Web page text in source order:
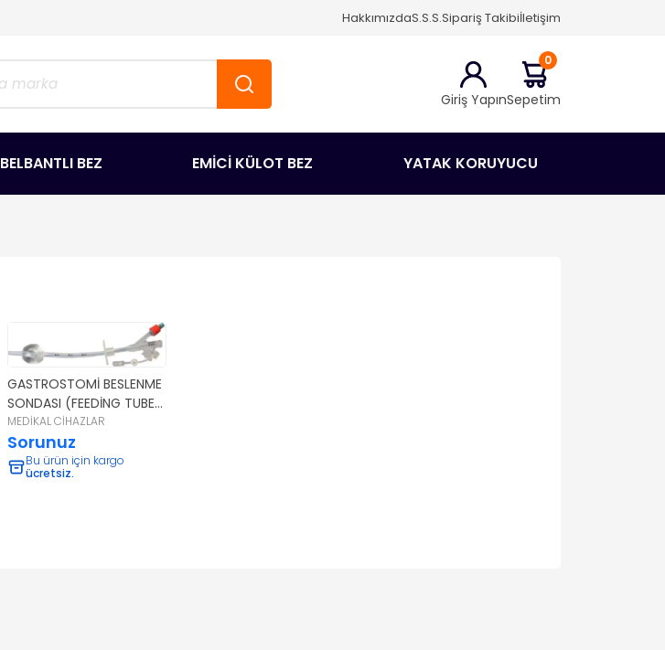
HakkımızdaS.S.S.Sipariş Takibiİletişim
Giriş Yapın
0
Sepetim
BELBANTLI BEZ EMİCİ KÜLOT BEZ YATAK KORUYUCU
GASTROSTOMİ BESLENME
SONDASI (FEEDİNG TUBE)
NO:18 KIRMIZI
MEDİKAL CİHAZLAR
Sorunuz
Bu ürün için kargo
ücretsiz.